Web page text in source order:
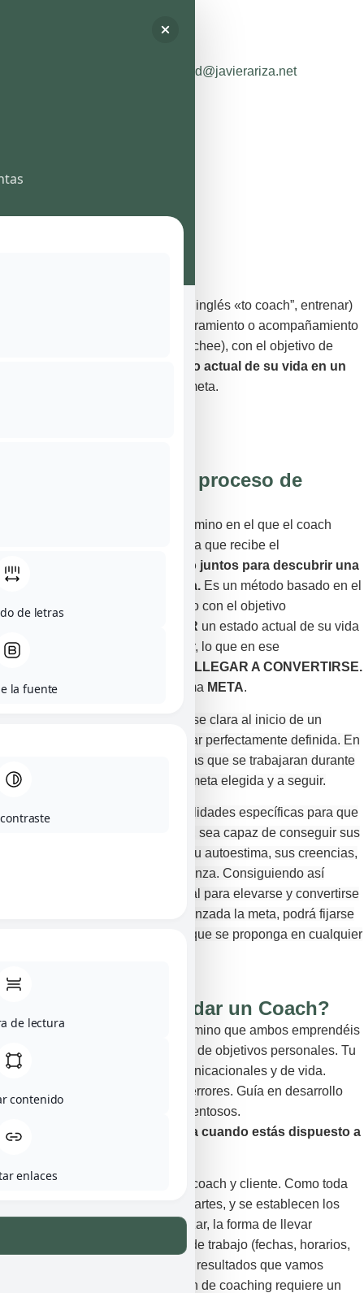
jad@javierariza.net
Sesiones
¿Qué es Coaching?
Coaching (que procede del verbo inglés «to coach”, entrenar)
es un método basado en el asesoramiento o acompañamiento
de una persona coach a otra (coachee), con el objetivo de
transformar y cambiar un estado actual de su vida en un
fijándose una meta.
¿En qué consiste un proceso de
Un Proceso de coaching es un camino en el que el coach
(entrenador) y el coachee (persona que recibe el
entrenamiento) inician
un camino juntos para descubrir una
nueva forma de observar la vida. Es un método basado en el
asesoramiento o acompañamiento con el objetivo
TRANSFORMAR y CAMBIAR un estado actual de su vida
en un estado
, es decir, lo que en ese
PUEDE LLEGAR A CONVERTIRSE.
A este objetivo deseado se le llama META.
La meta puede conocerse o tenerse clara al inicio de un
proceso o, por lo contrario, no estar perfectamente definida. En
este caso, las propias herramientas que se trabajaran durante
el proceso desvelarán cuál es la meta elegida y a seguir.
En el proceso se desarrollan habilidades específicas para que
el coachee (cliente), por sí mismo, sea capaz de conseguir sus
propios resultados, gestionando su autoestima, sus creencias,
sus miedos, su seguridad y confianza. Consiguiendo así
despertar y sacar todo su potencial para elevarse y convertirse
en su mejor versión. Una vez alcanzada la meta, podrá fijarse
cualquier objetivo real y medible que se proponga en cualquier
¿Cómo te puede ayudar un Coach?
Un coach te acompaña en ese camino que ambos emprendéis
y recorréis. Es tu socio en el logro de objetivos personales. Tu
entrenador en herramientas comunicacionales y de vida.
Sostén incondicional de éxitos y errores. Guía en desarrollo
personal. Aliento en tiempos tormentosos.
«Un coach es quien te despierta cuando estás dispuesto a
El coaching es una alianza entre coach y cliente. Como toda
alianza, es un acuerdo entre las partes, y se establecen los
objetivos que es necesario alcanzar, la forma de llevar
adelante el programa, la agenda de trabajo (fechas, horarios,
entre otras) y la evaluación de los resultados que vamos
consiguiendo. Una buena relación de coaching requiere un
de letras
la fuente
de lectura
contenido
enlaces